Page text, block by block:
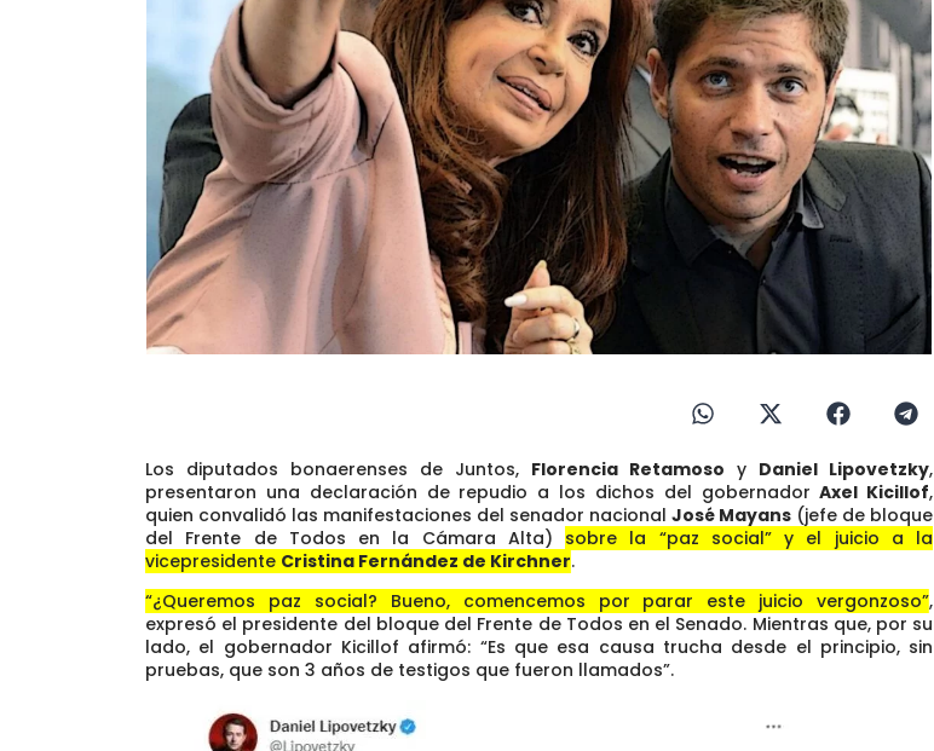
Los diputados bonaerenses de Juntos, Florencia Retamoso y Daniel Lipovetzky,
presentaron una declaración de repudio a los dichos del gobernadorAxel Kicillof,
quien convalidó las manifestaciones del senador nacionalJosé Mayans (jefe de bloque
del Frente de Todos en la Cámara Alta) sobre la “paz social” y el juicio a la
vicepresidente Cristina Fernández de Kirchner.
“¿Queremos paz social? Bueno, comencemos por parar este juicio vergonzoso”,
expresó el presidente del bloque del Frente de Todos en el Senado. Mientras que, por su
lado, el gobernador Kicillof afirmó: “Es que esa causa trucha desde el principio, sin
pruebas, que son 3 años de testigos que fueron llamados”.